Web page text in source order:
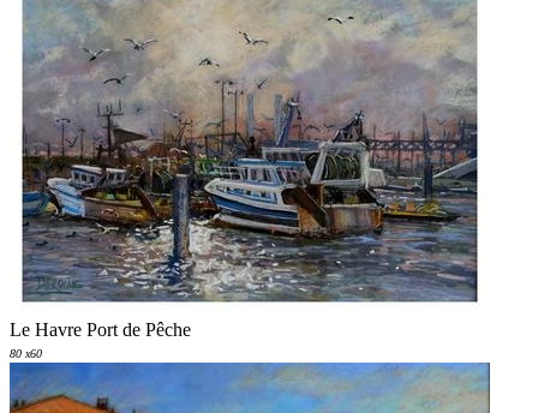
Le Havre Port de Pêche
80 x60